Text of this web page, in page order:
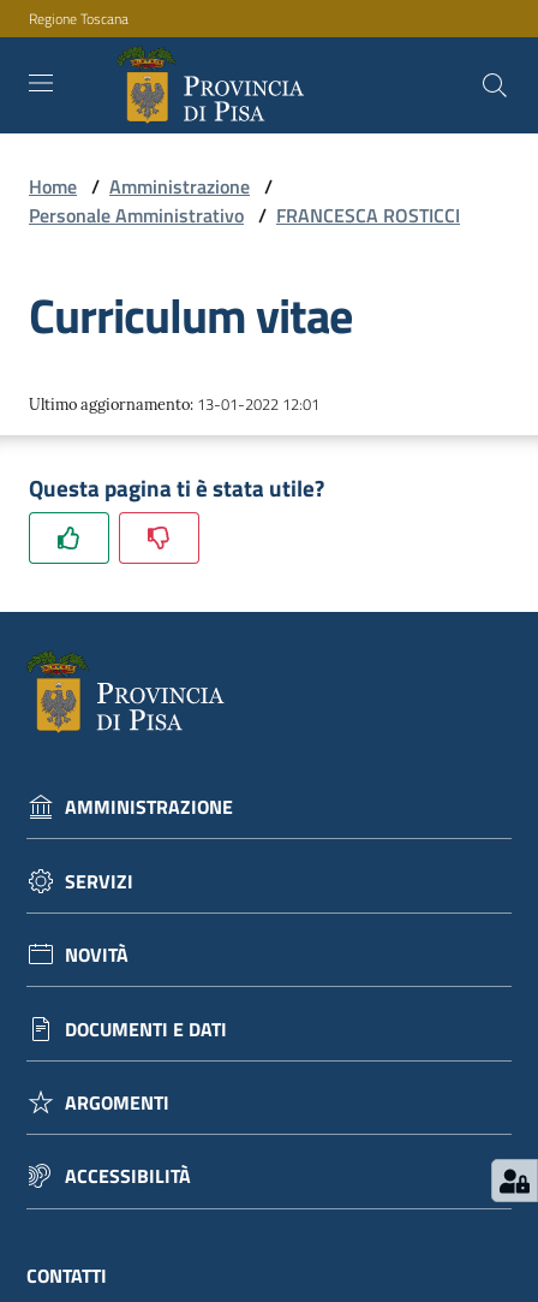
Vai al contenuto
Vai alla navigazione
Vai al footer
Regione Toscana
Amministrazione
Servizi
Novità
Documenti
e
dati
Argomenti
Seguici
su
Home / Amministrazione /
Personale Amministrativo / FRANCESCA ROSTICCI
Curriculum vitae
Ultimo aggiornamento: 13-01-2022 12:01
Questa pagina ti è stata utile?
AMMINISTRAZIONE
SERVIZI
NOVITÀ
DOCUMENTI E DATI
ARGOMENTI
ACCESSIBILITÀ
CONTATTI